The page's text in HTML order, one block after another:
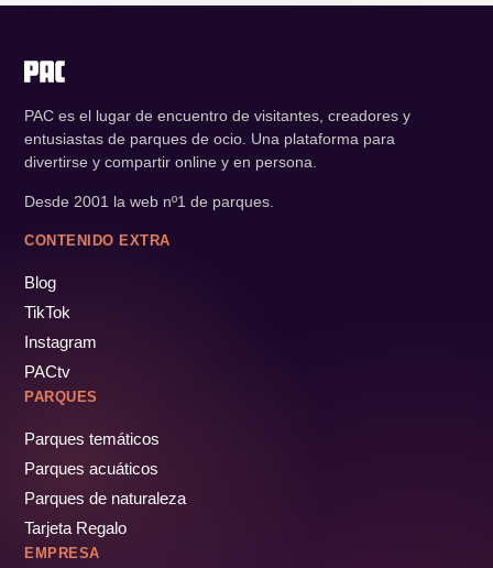
PAC es el lugar de encuentro de visitantes, creadores y
entusiastas de parques de ocio. Una plataforma para
divertirse y compartir online y en persona.
Desde 2001 la web nº1 de parques.
CONTENIDO EXTRA
Blog
TikTok
Instagram
PACtv
PARQUES
Parques temáticos
Parques acuáticos
Parques de naturaleza
Tarjeta Regalo
EMPRESA